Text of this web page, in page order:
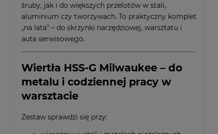
śruby, jak i do większych przelotów w stali,
aluminium czy tworzywach. To praktyczny komplet
„na lata” – do skrzynki narzędziowej, warsztatu i
auta serwisowego.
Wiertła HSS-G Milwaukee – do
metalu i codziennej pracy w
warsztacie
Zestaw sprawdzi się przy: